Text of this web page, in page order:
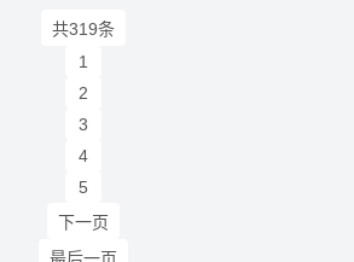
共319条
1
2
3
4
5
下一页